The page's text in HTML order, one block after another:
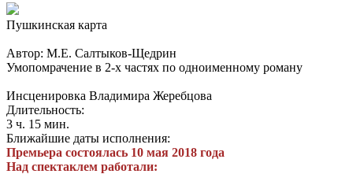
Пушкинская карта
Автор: М.Е. Салтыков-Щедрин
Умопомрачение в 2-х частях по одноименному роману
Инсценировка Владимира Жеребцова
Длительность:
3 ч. 15 мин.
Ближайшие даты исполнения:
Премьера состоялась 10 мая 2018 года
Над спектаклем работали: